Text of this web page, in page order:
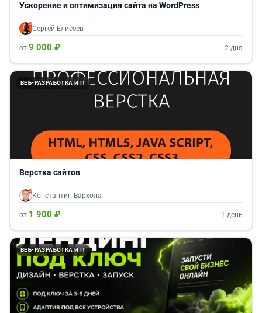
Ускорение и оптимизация сайта на WordPress
Сергей Елисеев
от 9 000 ₽ 2 дня
ВЕБ-РАЗРАБОТКА И IT
Верстка сайтов
Константин Вархола
от 1 900 ₽ 1 день
ВЕБ-РАЗРАБОТКА И IT